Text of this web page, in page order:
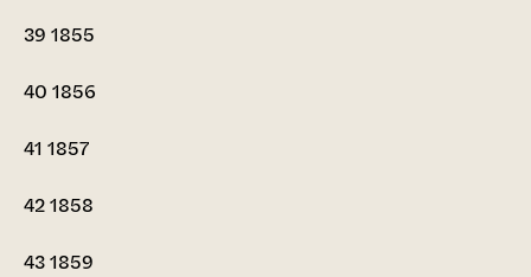
39 1855
40 1856
41 1857
421858
431859